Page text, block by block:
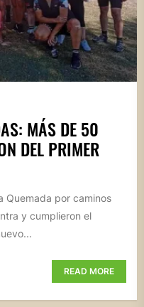
MÁS DE 50
DEL PRIMER
Quemada por caminos
y cumplieron el
READ MORE